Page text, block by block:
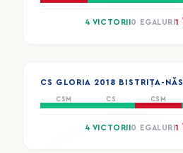
4 VICTORII 0 EGALURI1
CS GLORIA 2018 BISTRIȚA-
CSM CS CSM
4 VICTORII 0 EGALURI1